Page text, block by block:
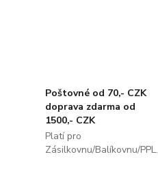
Poštovné od 70,- CZK
doprava zdarma od
1500,- CZK
Platí pro
Zásilkovnu/Balíkovnu/PPL.